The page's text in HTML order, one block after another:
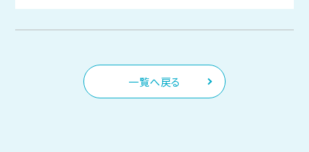
一覧へ戻る